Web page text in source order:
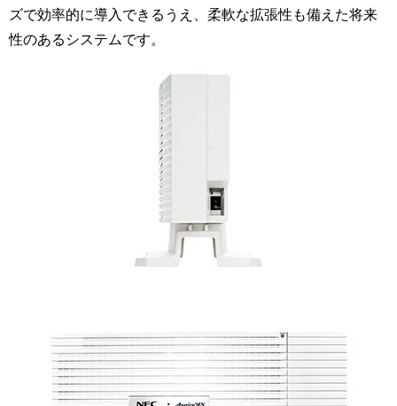
ズで効率的に導入できるうえ、柔軟な拡張性も備えた将来
性のあるシステムです。